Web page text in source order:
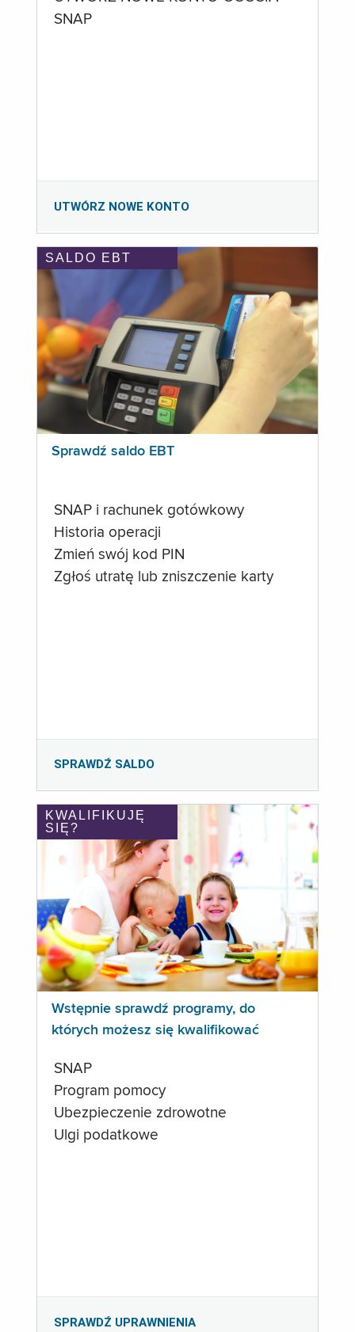
SNAP
UTWÓRZ NOWE KONTO
SALDO EBT
Sprawdź saldo EBT
SNAP i rachunek gotówkowy
Historia operacji
Zmień swój kod PIN
Zgłoś utratę lub zniszczenie karty
SPRAWDŹ SALDO
KWALIFIKUJĘ
SIĘ?
Wstępnie sprawdź programy, do
których możesz się kwalifikować
SNAP
Program pomocy
Ubezpieczenie zdrowotne
Ulgi podatkowe
SPRAWDŹ UPRAWNIENIA